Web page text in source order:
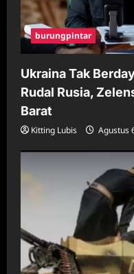
burungpintar
Ukraina Tak
Rudal Rusia,
Barat
Kitting Lubis Agustus